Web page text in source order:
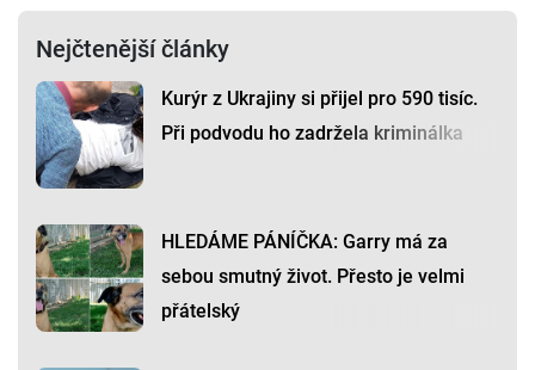
Nejčtenější články
Kurýr z Ukrajiny si přijel pro 590 tisíc.
Při podvodu ho zadržela kriminálka
HLEDÁME PÁNÍČKA: Garry má za
sebou smutný život. Přesto je velmi
přátelský